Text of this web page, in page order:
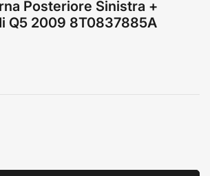
Posteriore Sinistra +
Q5 2009 8T0837885A